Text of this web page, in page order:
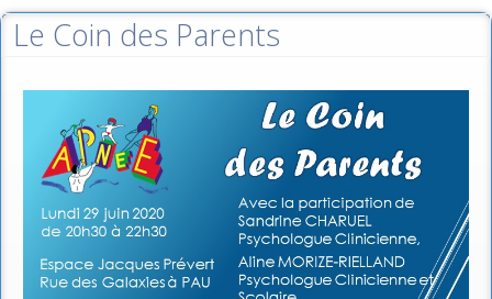
Le Coin des Parents